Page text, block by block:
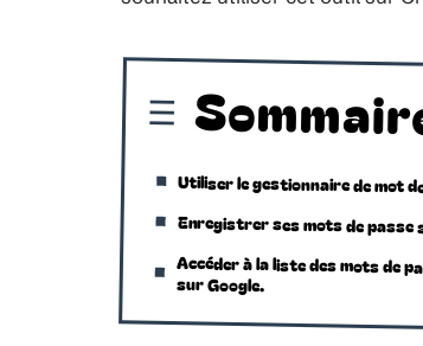
Utiliser le gestionnaire de mot
Enregistrer ses mots de passe
Accéder à la liste des mots de
sur Google.